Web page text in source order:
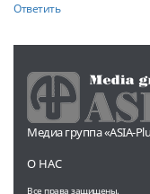
Ответить
Медиа группа «ASIA-
О НАС
Все права защищены.